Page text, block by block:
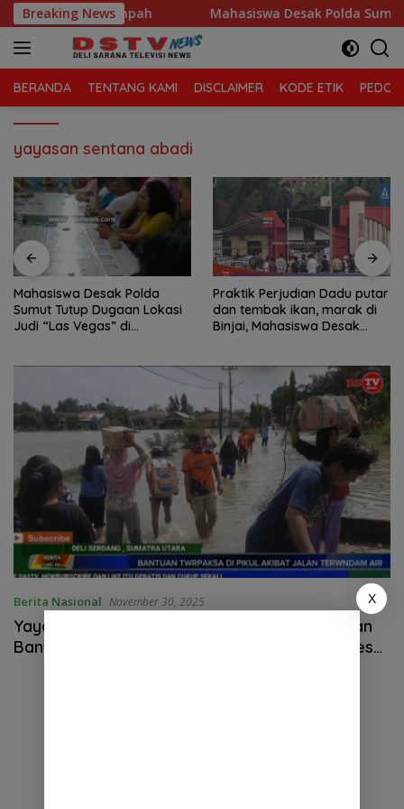
Langsung
ke
konten
Breaking News
Kelola Sampah Mahasiswa Desak Polda Sumut
BERANDA TENTANG KAMI DISCLAIMER KODE ETIK
yayasan sentana abadi
Mahasiswa Desak Polda
Sumut Tutup Dugaan Lokasi
Judi “Las Vegas” di
Praktik Perjudian Dadu putar
dan tembak ikan, marak di
Binjai, Mahasiswa Desak
Berita Nasional November 30, 2025
Yayasan Sentana Abadi Dan Relawan Salurkan
Bantuan untuk Warga Terdampak Banjir di Desa
X